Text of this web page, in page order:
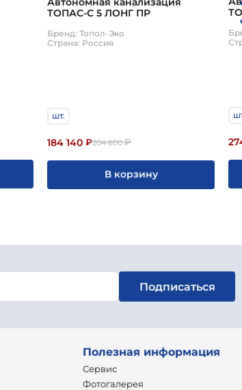
ТОПАС-С 5 ЛОНГ ПР
Бренд: Топол-Эко
Страна: Россия
шт.
184 140 ₽204 600₽
В корзину
Подписаться
Полезная информация
Сервис
Фотогалерея